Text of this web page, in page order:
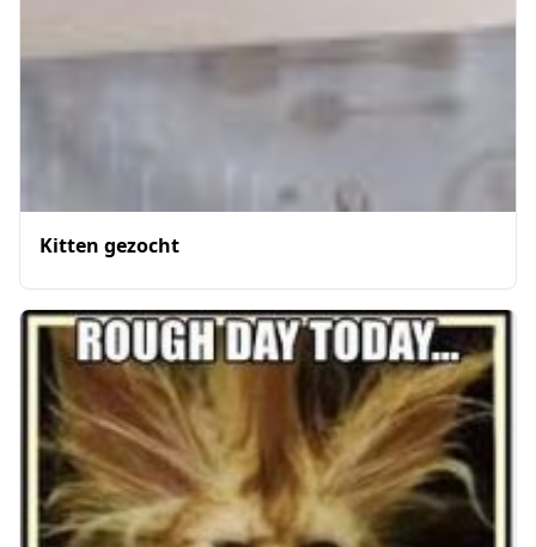
Kitten gezocht